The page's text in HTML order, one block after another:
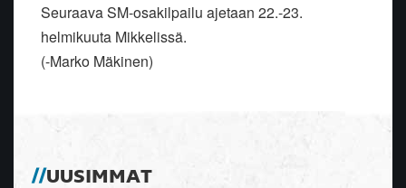
Seuraava SM-osakilpailu ajetaan 22.-23.
helmikuuta Mikkelissä.
(-Marko Mäkinen)
UUSIMMAT